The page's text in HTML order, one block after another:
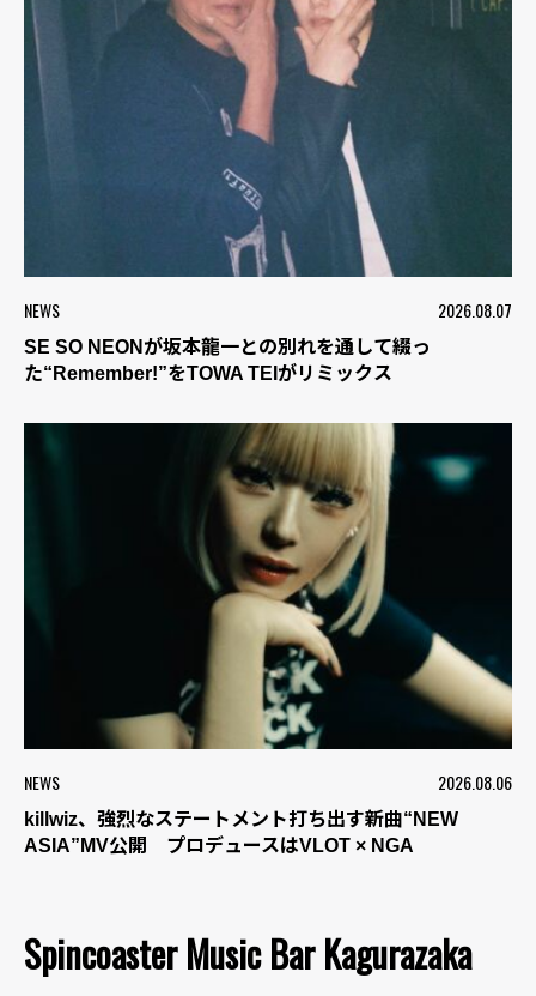
NEWS 2026.08.07
SE SO NEONが坂本龍一との別れを通して綴っ
た“Remember!”をTOWA TEIがリミックス
NEWS 2026.08.06
killwiz、強烈なステートメント打ち出す新曲“NEW
ASIA”MV公開 プロデュースはVLOT × NGA
Spincoaster Music Bar Kagurazaka